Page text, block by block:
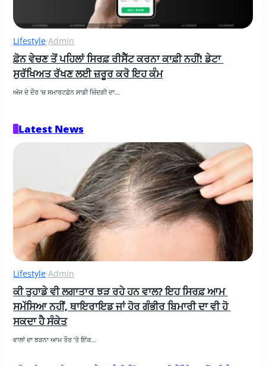
Lifestyle·Admin
ਫ਼ੋਨ ਵੇਚਣ ਤੋਂ ਪਹਿਲਾਂ ਸਿਰਫ਼ ਰੀਸੈੱਟ ਕਰਨਾ ਕਾਫ਼ੀ ਨਹੀਂ! ਡੇਟਾ
ਸੁਰੱਖਿਅਤ ਰੱਖਣ ਲਈ ਜ਼ਰੂਰ ਕਰੋ ਇਹ ਕੰਮ
ਅੱਜ ਦੇ ਦੌਰ ‘ਚ ਸਮਾਰਟਫ਼ੋਨ ਸਾਡੀ ਜ਼ਿੰਦਗੀ ਦਾ…
Latest News
Lifestyle·Admin
ਕੀ ਤੁਹਾਡੇ ਵੀ ਲਗਾਤਾਰ ਝੜ ਰਹੇ ਹਨ ਵਾਲ? ਇਹ ਸਿਰਫ਼ ਆਮ
ਸਮੱਸਿਆ ਨਹੀਂ, ਥਾਇਰਾਇਡ ਜਾਂ ਹੋਰ ਗੰਭੀਰ ਬਿਮਾਰੀ ਦਾ ਵੀ ਹੋ
ਸਕਦਾ ਹੈ ਸੰਕੇਤ
ਵਾਲਾਂ ਦਾ ਝੜਨਾ ਆਮ ਤੌਰ ‘ਤੇ ਇੱਕ…